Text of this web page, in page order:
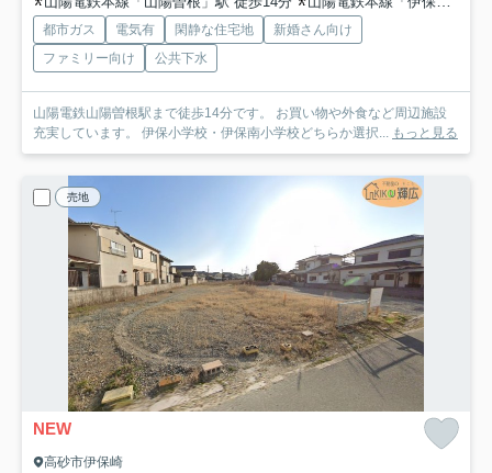
都市ガス 電気有 閑静な住宅地
新婚さん向け
ファミリー向け
公共下水
山陽電鉄山陽曽根駅まで徒歩14分です。 お買い物や外食など周辺施設
充実しています。 伊保小学校・伊保南小学校どちらか選択... もっと見る
売地
NEW
高砂市伊保崎